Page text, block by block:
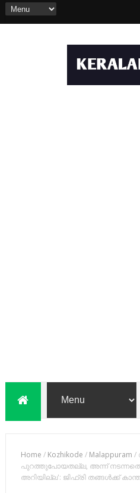
Home / Kozhikode / Malappuram /
പുറത്തുപോയതല്ല, അന്ന്
അറിയില്ല': ജിഫ്രി തങ്ങൾക്ക്